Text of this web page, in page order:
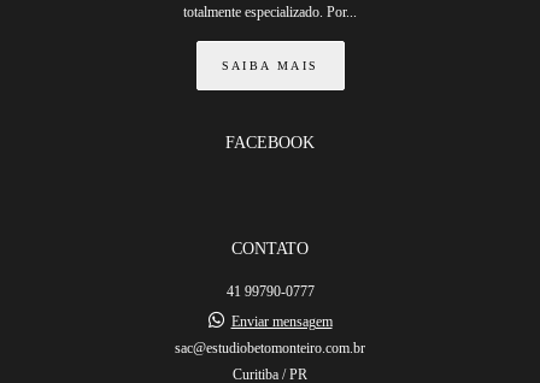
totalmente especializado. Por...
SAIBA MAIS
FACEBOOK
CONTATO
41 99790-0777
Enviar mensagem
sac@estudiobetomonteiro.com.br
Curitiba / PR